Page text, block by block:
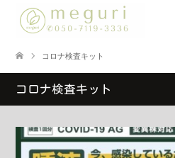
コロナ検査キット
コロナ検査キット